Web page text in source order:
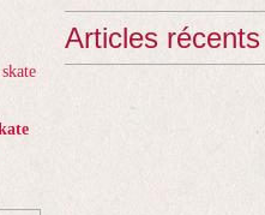
Articles récents